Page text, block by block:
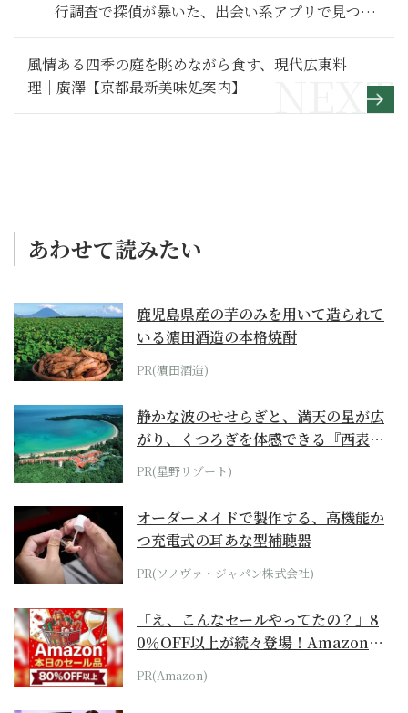
行調査で探偵が暴いた、出会い系アプリで見つけ
た嫁の正体～その２～
風情ある四季の庭を眺めながら食す、現代広東料
理｜廣澤【京都最新美味処案内】
あわせて読みたい
鹿児島県産の芋のみを用いて造られて
いる濵田酒造の本格焼酎
PR(濵田酒造)
静かな波のせせらぎと、満天の星が広
がり、くつろぎを体感できる『西表島
ホテル by...
PR(星野リゾート)
オーダーメイドで製作する、高機能か
つ充電式の耳あな型補聴器
PR(ソノヴァ・ジャパン株式会社)
「え、こんなセールやってたの？」8
0％OFF以上が続々登場！Amazonの
本気が...
PR(Amazon)